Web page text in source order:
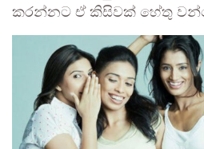
කරන්නට ඒ කිසිවක් හේතු